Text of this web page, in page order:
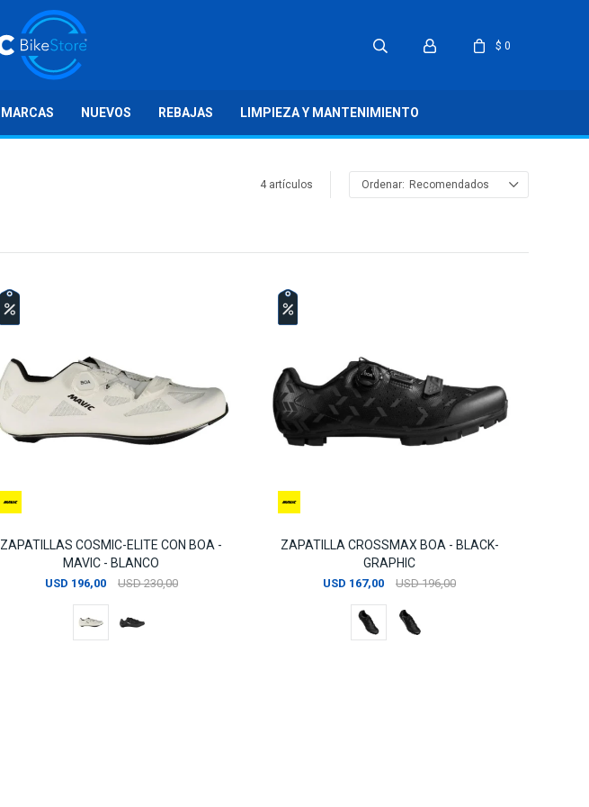
MARCAS NUEVOS REBAJAS LIMPIEZA Y MANTENIMIENTO
$ 0
4 artículos Recomendados
ZAPATILLAS COSMIC-ELITE CON BOA -
MAVIC - BLANCO
USD 196,00 USD 230,00
ZAPATILLA CROSSMAX BOA - BLACK-
GRAPHIC
USD 167,00 USD 196,00